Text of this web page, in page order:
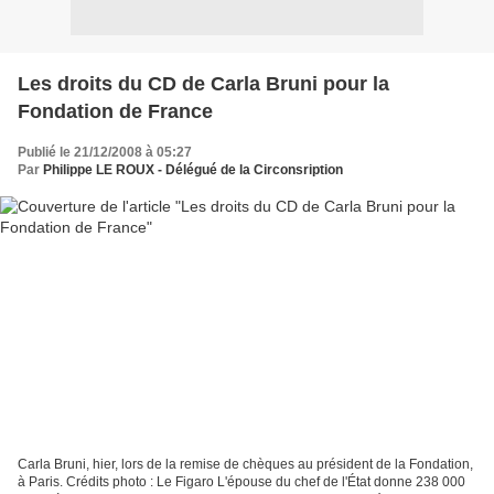
Les droits du CD de Carla Bruni pour la
Fondation de France
Publié le 21/12/2008 à 05:27
Par Philippe LE ROUX - Délégué de la Circonsription
Carla Bruni, hier, lors de la remise de chèques au président de la Fondation,
à Paris. Crédits photo : Le Figaro L'épouse du chef de l'État donne 238 000